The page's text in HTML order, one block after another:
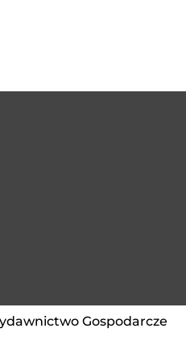
Gospodarcze